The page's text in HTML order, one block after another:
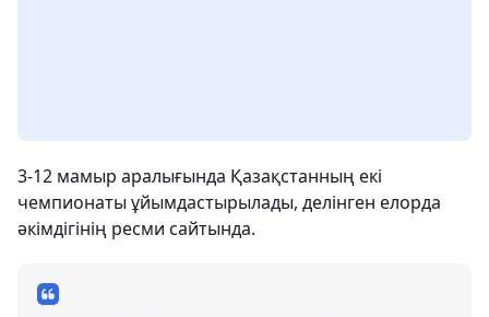
3-12 мамыр аралығында Қазақстанның екі
чемпионаты ұйымдастырылады, делінген елорда
әкімдігінің ресми сайтында.